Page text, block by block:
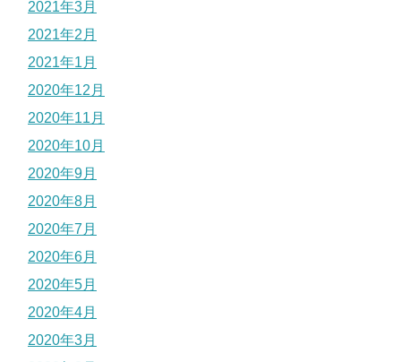
2021年3月
2021年2月
2021年1月
2020年12月
2020年11月
2020年10月
2020年9月
2020年8月
2020年7月
2020年6月
2020年5月
2020年4月
2020年3月